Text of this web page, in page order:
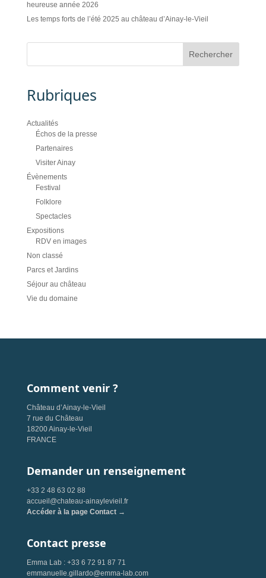
heureuse année 2026
Les temps forts de l’été 2025 au château d’Ainay-le-Vieil
Rubriques
Actualités
Échos de la presse
Partenaires
Visiter Ainay
Évènements
Festival
Folklore
Spectacles
Expositions
RDV en images
Non classé
Parcs et Jardins
Séjour au château
Vie du domaine
Comment venir ?
Château d’Ainay-le-Vieil
7 rue du Château
18200 Ainay-le-Vieil
FRANCE
Demander un renseignement
+33 2 48 63 02 88
accueil@chateau-ainaylevieil.fr
Accéder à la page Contact →
Contact presse
Emma Lab : +33 6 72 91 87 71
emmanuelle.gillardo@emma-lab.com